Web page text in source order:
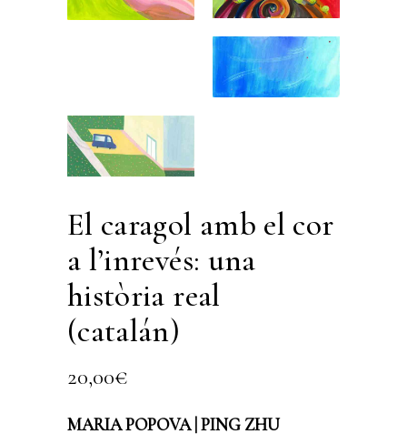
El caragol amb el cor
a l’inrevés: una
història real
(catalán)
20,00€
MARIA POPOVA | PING ZHU